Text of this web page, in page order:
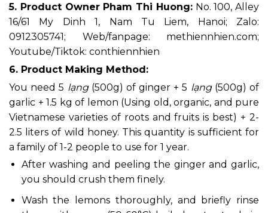
5. Product Owner Pham Thi Huong:No. 100, Alley
16/61 My Dinh 1, Nam Tu Liem, Hanoi; Zalo:
0912305741; Web/fanpage: methiennhien.com;
Youtube/Tiktok: conthiennhien
6. Product Making Method:
You need 5 lạng(500g) of ginger + 5 lạng(500g) of
garlic + 1.5 kg of lemon (Using old, organic, and pure
Vietnamese varieties of roots and fruits is best) + 2-
2.5 liters of wild honey. This quantity is sufficient for
a family of 1-2 people to use for 1 year.
After washing and peeling the ginger and garlic,
you should crush them finely.
Wash the lemons thoroughly, and briefly rinse